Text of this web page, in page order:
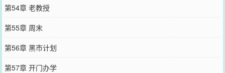
第54章 老教授
第55章 周末
第56章 黑市计划
第57章 开门办学